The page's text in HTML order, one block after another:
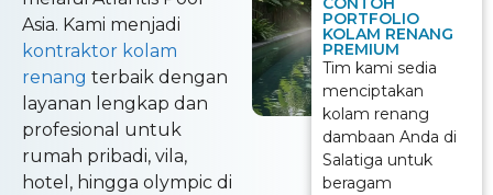
Asia. Kami menjadi
kontraktor kolam
renang terbaik dengan
layanan lengkap dan
profesional untuk
rumah pribadi, vila,
hotel, hingga olympic di
PORTFOLIO
KOLAM RENANG
PREMIUM
Tim kami sedia
menciptakan
kolam renang
dambaan Anda di
Salatiga untuk
beragam